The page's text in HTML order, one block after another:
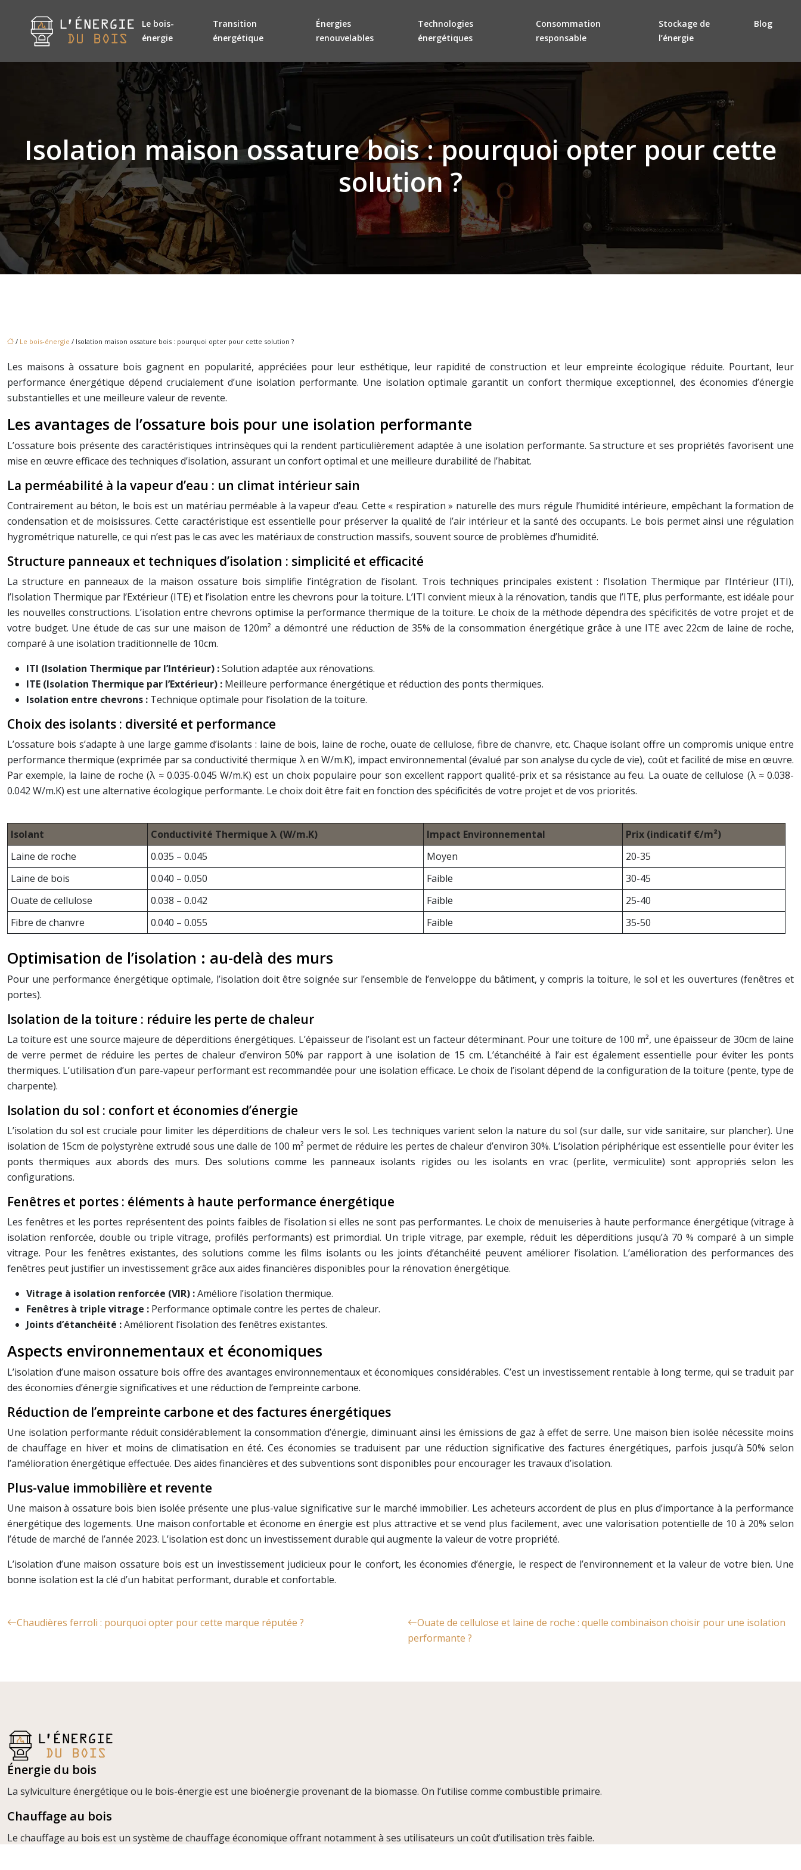
Le bois-
énergie
Transition
énergétique
Énergies
renouvelables
Technologies
énergétiques
Consommation
responsable
Stockage de
l’énergie
Blog
Isolation maison ossature bois : pourquoi opter pour cette
solution ?
/ Le bois-énergie / Isolation maison ossature bois : pourquoi opter pour cette solution ?
Les maisons à ossature bois gagnent en popularité, appréciées pour leur esthétique, leur rapidité de construction et leur empreinte écologique réduite. Pourtant, leur
performance énergétique dépend crucialement d’une isolation performante. Une isolation optimale garantit un confort thermique exceptionnel, des économies d’énergie
substantielles et une meilleure valeur de revente.
Les avantages de l’ossature bois pour une isolation performante
L’ossature bois présente des caractéristiques intrinsèques qui la rendent particulièrement adaptée à une isolation performante. Sa structure et ses propriétés favorisent une
mise en œuvre efficace des techniques d’isolation, assurant un confort optimal et une meilleure durabilité de l’habitat.
La perméabilité à la vapeur d’eau : un climat intérieur sain
Contrairement au béton, le bois est un matériau perméable à la vapeur d’eau. Cette « respiration » naturelle des murs régule l’humidité intérieure, empêchant la formation de
condensation et de moisissures. Cette caractéristique est essentielle pour préserver la qualité de l’air intérieur et la santé des occupants. Le bois permet ainsi une régulation
hygrométrique naturelle, ce qui n’est pas le cas avec les matériaux de construction massifs, souvent source de problèmes d’humidité.
Structure panneaux et techniques d’isolation : simplicité et efficacité
La structure en panneaux de la maison ossature bois simplifie l’intégration de l’isolant. Trois techniques principales existent : l’Isolation Thermique par l’Intérieur (ITI),
l’Isolation Thermique par l’Extérieur (ITE) et l’isolation entre les chevrons pour la toiture. L’ITI convient mieux à la rénovation, tandis que l’ITE, plus performante, est idéale pour
les nouvelles constructions. L’isolation entre chevrons optimise la performance thermique de la toiture. Le choix de la méthode dépendra des spécificités de votre projet et de
votre budget. Une étude de cas sur une maison de 120m² a démontré une réduction de 35% de la consommation énergétique grâce à une ITE avec 22cm de laine de roche,
comparé à une isolation traditionnelle de 10cm.
ITI (Isolation Thermique par l’Intérieur) :Solution adaptée aux rénovations.
ITE (Isolation Thermique par l’Extérieur) : Meilleure performance énergétique et réduction des ponts thermiques.
Isolation entre chevrons : Technique optimale pour l’isolation de la toiture.
Choix des isolants : diversité et performance
L’ossature bois s’adapte à une large gamme d’isolants : laine de bois, laine de roche, ouate de cellulose, fibre de chanvre, etc. Chaque isolant offre un compromis unique entre
performance thermique (exprimée par sa conductivité thermique λ en W/m.K), impact environnemental (évalué par son analyse du cycle de vie), coût et facilité de mise en œuvre.
Par exemple, la laine de roche (λ ≈ 0.035-0.045 W/m.K) est un choix populaire pour son excellent rapport qualité-prix et sa résistance au feu. La ouate de cellulose (λ ≈ 0.038-
0.042 W/m.K) est une alternative écologique performante. Le choix doit être fait en fonction des spécificités de votre projet et de vos priorités.
Isolant Conductivité Thermique λ (W/m.K) Impact Environnemental
Prix (indicatif €/m²)
Laine de roche
0.035 – 0.045 Moyen
20-35
Laine de bois
0.040 – 0.050 Faible
30-45
Ouate de cellulose
0.038 – 0.042 Faible
25-40
Fibre de chanvre
0.040 – 0.055 Faible 35-50
Optimisation de l’isolation : au-delà des murs
Pour une performance énergétique optimale, l’isolation doit être soignée sur l’ensemble de l’enveloppe du bâtiment, y compris la toiture, le sol et les ouvertures (fenêtres et
portes).
Isolation de la toiture : réduire les perte de chaleur
La toiture est une source majeure de déperditions énergétiques. L’épaisseur de l’isolant est un facteur déterminant. Pour une toiture de 100 m², une épaisseur de 30cm de laine
de verre permet de réduire les pertes de chaleur d’environ 50% par rapport à une isolation de 15 cm. L’étanchéité à l’air est également essentielle pour éviter les ponts
thermiques. L’utilisation d’un pare-vapeur performant est recommandée pour une isolation efficace. Le choix de l’isolant dépend de la configuration de la toiture (pente, type de
charpente).
Isolation du sol : confort et économies d’énergie
L’isolation du sol est cruciale pour limiter les déperditions de chaleur vers le sol. Les techniques varient selon la nature du sol (sur dalle, sur vide sanitaire, sur plancher). Une
isolation de 15cm de polystyrène extrudé sous une dalle de 100 m² permet de réduire les pertes de chaleur d’environ 30%. L’isolation périphérique est essentielle pour éviter les
ponts thermiques aux abords des murs. Des solutions comme les panneaux isolants rigides ou les isolants en vrac (perlite, vermiculite) sont appropriés selon les
configurations.
Fenêtres et portes : éléments à haute performance énergétique
Les fenêtres et les portes représentent des points faibles de l’isolation si elles ne sont pas performantes. Le choix de menuiseries à haute performance énergétique (vitrage à
isolation renforcée, double ou triple vitrage, profilés performants) est primordial. Un triple vitrage, par exemple, réduit les déperditions jusqu’à 70 % comparé à un simple
vitrage. Pour les fenêtres existantes, des solutions comme les films isolants ou les joints d’étanchéité peuvent améliorer l’isolation. L’amélioration des performances des
fenêtres peut justifier un investissement grâce aux aides financières disponibles pour la rénovation énergétique.
Vitrage à isolation renforcée (VIR) :Améliore l’isolation thermique.
Fenêtres à triple vitrage : Performance optimale contre les pertes de chaleur.
Joints d’étanchéité :Améliorent l’isolation des fenêtres existantes.
Aspects environnementaux et économiques
L’isolation d’une maison ossature bois offre des avantages environnementaux et économiques considérables. C’est un investissement rentable à long terme, qui se traduit par
des économies d’énergie significatives et une réduction de l’empreinte carbone.
Réduction de l’empreinte carbone et des factures énergétiques
Une isolation performante réduit considérablement la consommation d’énergie, diminuant ainsi les émissions de gaz à effet de serre. Une maison bien isolée nécessite moins
de chauffage en hiver et moins de climatisation en été. Ces économies se traduisent par une réduction significative des factures énergétiques, parfois jusqu’à 50% selon
l’amélioration énergétique effectuée. Des aides financières et des subventions sont disponibles pour encourager les travaux d’isolation.
Plus-value immobilière et revente
Une maison à ossature bois bien isolée présente une plus-value significative sur le marché immobilier. Les acheteurs accordent de plus en plus d’importance à la performance
énergétique des logements. Une maison confortable et économe en énergie est plus attractive et se vend plus facilement, avec une valorisation potentielle de 10 à 20% selon
l’étude de marché de l’année 2023. L’isolation est donc un investissement durable qui augmente la valeur de votre propriété.
L’isolation d’une maison ossature bois est un investissement judicieux pour le confort, les économies d’énergie, le respect de l’environnement et la valeur de votre bien. Une
bonne isolation est la clé d’un habitat performant, durable et confortable.
Chaudières ferroli : pourquoi opter pour cette marque réputée ?
Ouate de cellulose et laine de roche : quelle combinaison choisir pour une isolation
performante ?
Énergie du bois
La sylviculture énergétique ou le bois-énergie est une bioénergie provenant de la biomasse. On l’utilise comme combustible primaire.
Chauffage au bois
Le chauffage au bois est un système de chauffage économique offrant notamment à ses utilisateurs un coût d’utilisation très faible.